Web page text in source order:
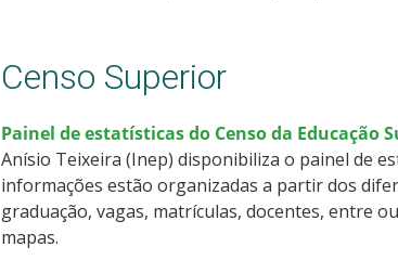
Censo Superior
Painel de estatísticas do Censo da Educação
Anísio Teixeira (Inep) disponibiliza o painel de
informações estão organizadas a partir dos
graduação, vagas, matrículas, docentes, entre
mapas.